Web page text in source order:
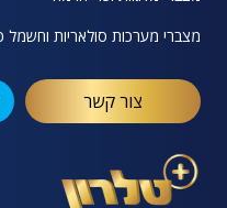
מצברי מערכות סולאריות וחשמל
צור קשר